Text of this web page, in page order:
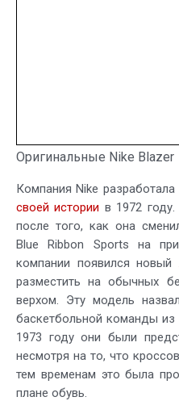
Оригинальные Nike Blazer
Компания Nike
своей истории в 1972 году.
после того, как она
Blue Ribbon Sports на
компании появился новый
разместить на обычных
верхом. Эту модель
баскетбольной команды из
1973 году они были
несмотря на то, что
тем временам это была
плане обувь.